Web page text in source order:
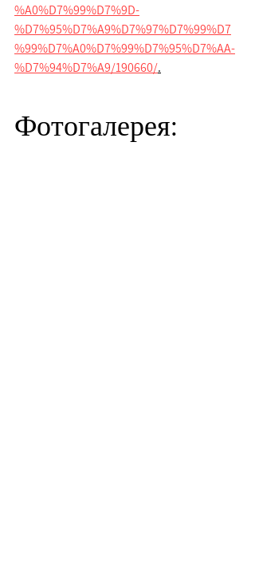
%A0%D7%99%D7%9D-
%D7%95%D7%A9%D7%97%D7%99%D7
%99%D7%A0%D7%99%D7%95%D7%AA-
%D7%94%D7%A9/190660/.
Фотогалерея: